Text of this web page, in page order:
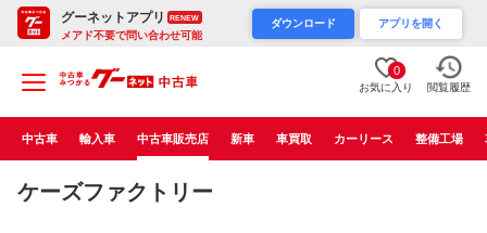
グーネットアプリ RENEW
メアド不要で問い合わせ可能
ダウンロード アプリを開く
0
お気に入り 閲覧履歴
中古車 輸入車 中古車販売店 新車 車買取 カーリース 整備工場
ケーズファクトリー